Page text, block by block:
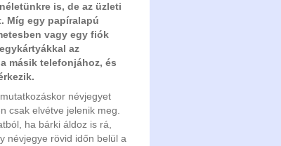
is, de az üzleti
Míg egy papíralapú
vagy egy fiók
az
másik telefonjához, és
névjegyet
csak elvétve jelenik meg.
ha bárki áldoz is rá,
névjegye rövid időn belül a